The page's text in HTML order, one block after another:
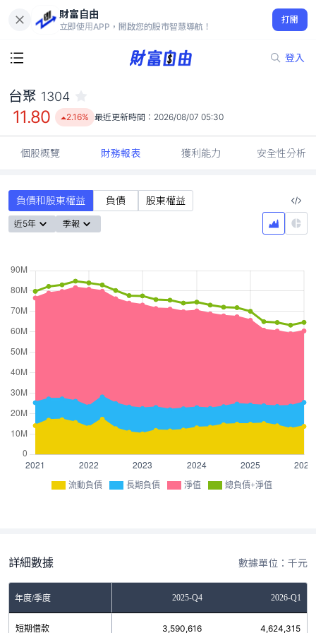
財富自由
立即使用APP，開啟您的股市智慧導航！
打開
登入
11.80
2.16%
台聚 1304
11.80 2.16% 最近更新時間： 2026/08/07 05:30
個股概覽 財務報表 獲利能力 安全性分析
負債和股東權益 負債 股東權益
近5年 季報
流動負債 長期負債 淨值 總負債+淨值
詳細數據 數據單位：千元
年度/季度 2025-Q4 2026-Q1
短期借款 3,590,616 4,624,315